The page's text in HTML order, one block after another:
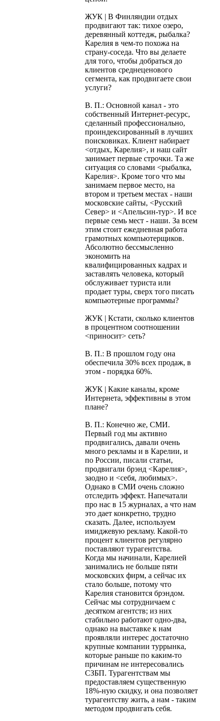
ЖУК | В Финляндии отдых
продвигают так: тихое озеро,
деревянный коттедж, рыбалка?
Карелия в чем-то похожа на
страну-соседа. Что вы делаете
для того, чтобы добраться до
клиентов среднеценового
сегмента, как продвигаете свои
услуги?
В. П.: Основной канал - это
собственный Интернет-ресурс,
сделанный профессионально,
проиндексированный в лучших
поисковиках. Клиент набирает
<отдых, Карелия>, и наш сайт
занимает первые строчки. Та же
ситуация со словами <рыбалка,
Карелия>. Кроме того что мы
занимаем первое место, на
втором и третьем местах - наши
московские сайты, <Русский
Север> и <Апельсин-тур>. И все
первые семь мест - наши. За всем
этим стоит ежедневная работа
грамотных компьютерщиков.
Абсолютно бессмысленно
экономить на
квалифицированных кадрах и
заставлять человека, который
обслуживает туриста или
продает туры, сверх того писать
компьютерные программы?
ЖУК | Кстати, сколько клиентов
в процентном соотношении
<приносит> сеть?
В. П.: В прошлом году она
обеспечила 30% всех продаж, в
этом - порядка 60%.
ЖУК | Какие каналы, кроме
Интернета, эффективны в этом
плане?
В. П.: Конечно же, СМИ.
Первый год мы активно
продвигались, давали очень
много рекламы и в Карелии, и
по России, писали статьи,
продвигали брэнд <Карелия>,
заодно и <себя, любимых>.
Однако в СМИ очень сложно
отследить эффект. Напечатали
про нас в 15 журналах, а что нам
это дает конкретно, трудно
сказать. Далее, используем
имиджевую рекламу. Какой-то
процент клиентов регулярно
поставляют турагентства.
Когда мы начинали, Карелией
занимались не больше пяти
московских фирм, а сейчас их
стало больше, потому что
Карелия становится брэндом.
Сейчас мы сотрудничаем с
десятком агентств; из них
стабильно работают одно-два,
однако на выставке к нам
проявляли интерес достаточно
крупные компании туррынка,
которые раньше по каким-то
причинам не интересовались
СЗБП. Турагентствам мы
предоставляем существенную
18%-ную скидку, и она позволяет
турагентству жить, а нам - таким
методом продвигать себя.